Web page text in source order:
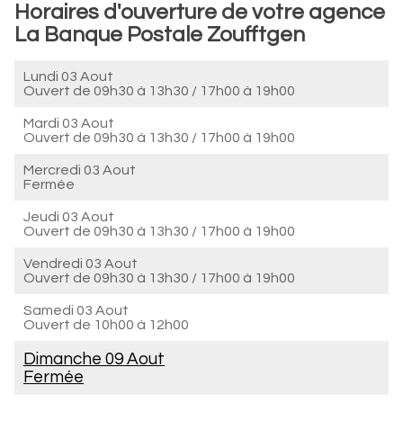
Horaires d'ouverture de votre agence
La Banque Postale Zoufftgen
Lundi 03 Aout
Ouvert de 09h30 à 13h30 / 17h00 à 19h00
Mardi 03 Aout
Ouvert de 09h30 à 13h30 / 17h00 à 19h00
Mercredi 03 Aout
Fermée
Jeudi 03 Aout
Ouvert de 09h30 à 13h30 / 17h00 à 19h00
Vendredi 03 Aout
Ouvert de 09h30 à 13h30 / 17h00 à 19h00
Samedi 03 Aout
Ouvert de 10h00 à 12h00
Dimanche 09 Aout
Fermée